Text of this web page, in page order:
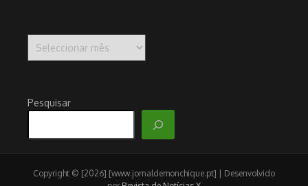
Pesquisar
Copyright © [2026] [www.jornaldemonchique.pt] | Desenvolvido